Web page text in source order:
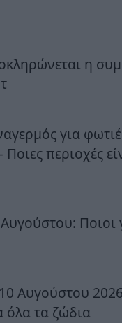
η
για
περιοχές
Ποιοι
Αυγούστου
όλα τα ζώδια